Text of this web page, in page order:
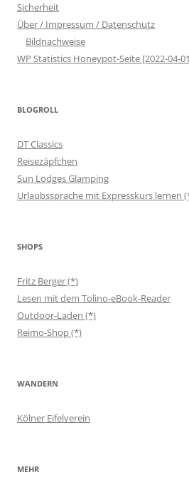
Sicherheit
Über / Impressum / Datenschutz
Bildnachweise
WP Statistics Honeypot-Seite [2022-04-
BLOGROLL
DT Classics
Reisezäpfchen
Sun Lodges Glamping
Urlaubssprache mit Expresskurs lernen
SHOPS
Fritz Berger (*)
Lesen mit dem Tolino-eBook-Reader
Outdoor-Laden (*)
Reimo-Shop (*)
WANDERN
Kölner Eifelverein
MEHR